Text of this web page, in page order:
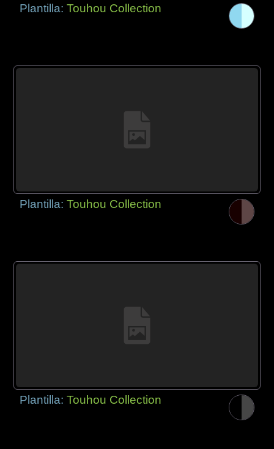
Plantilla:Touhou Collection
Plantilla:Touhou Collection
Plantilla:Touhou Collection